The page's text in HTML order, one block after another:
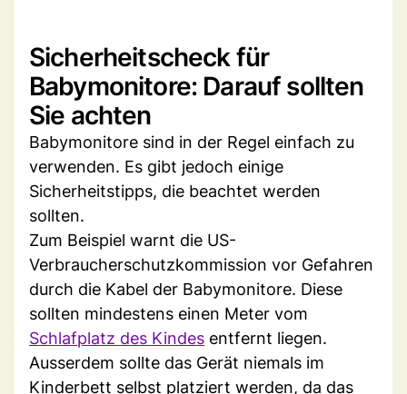
Sicherheitscheck für
Babymonitore: Darauf sollten
Sie achten
Babymonitore sind in der Regel einfach zu
verwenden. Es gibt jedoch einige
Sicherheitstipps, die beachtet werden
sollten.
Zum Beispiel warnt die US-
Verbraucherschutzkommission vor Gefahren
durch die Kabel der Babymonitore. Diese
sollten mindestens einen Meter vom
Schlafplatz des Kindes entfernt liegen.
Ausserdem sollte das Gerät niemals im
Kinderbett selbst platziert werden, da das